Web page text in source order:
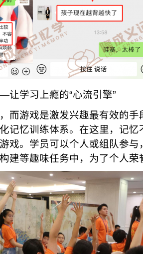
学习上瘾的“心流引擎”
而游戏是激发兴趣最有效的
记忆训练体系。在这里，记
戏。学员可以个人或组队参
建等趣味任务中，为了个人